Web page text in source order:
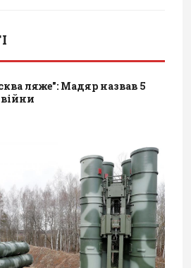
ляже": Мадяр назвав 5